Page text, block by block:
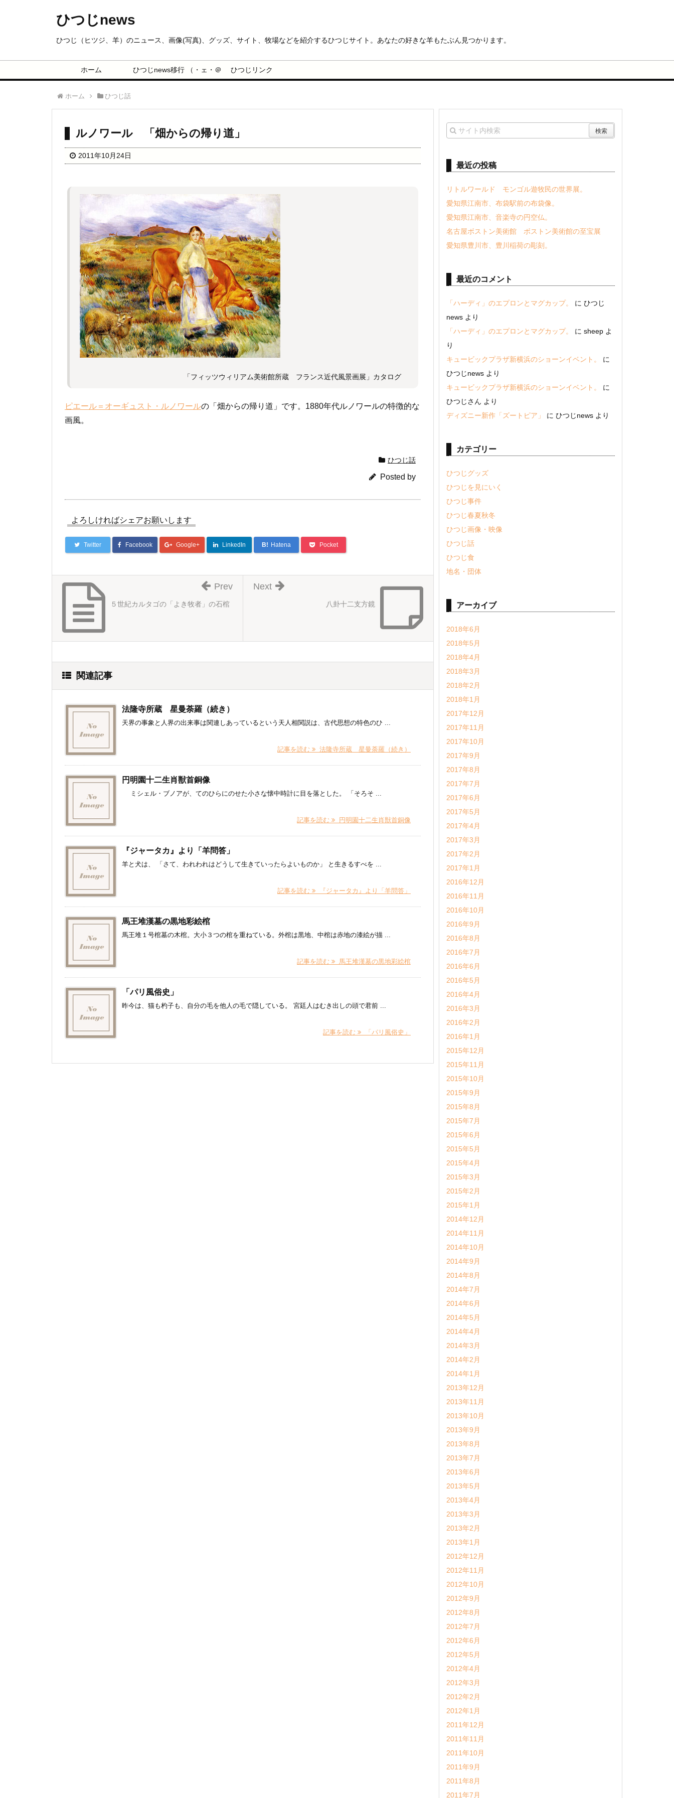
ひつじnews
ひつじ（ヒツジ、羊）のニュース、画像(写真)、グッズ、サイト、牧場などを紹介するひつじサイト。あなたの好きな羊もたぶん見つかります。
ホーム ひつじnews移行 （・ェ・＠ ひつじリンク
ホーム ひつじ話
ルノワール 「畑からの帰り道」
2011年10月24日
「フィッツウィリアム美術館所蔵 フランス近代風景画展」カタログ
ピエール＝オーギュスト・ルノワールの「畑からの帰り道」です。1880年代ルノワールの特徴的な
画風。
ひつじ話
Posted by
よろしければシェアお願いします
Twitter Facebook Google+ LinkedIn B! Hatena Pocket
八卦十二支方鏡
Next
５世紀カルタゴの「よき牧者」の石棺
Prev
関連記事
法隆寺所蔵 星曼荼羅（続き）
天界の事象と人界の出来事は関連しあっているという天人相関説は、古代思想の特色のひ ...
記事を読む 法隆寺所蔵 星曼荼羅（続き）
円明園十二生肖獣首銅像
ミシェル・ブノアが、てのひらにのせた小さな懐中時計に目を落とした。 「そろそ ...
記事を読む 円明園十二生肖獣首銅像
『ジャータカ』より「羊問答」
羊と犬は、 「さて、われわれはどうして生きていったらよいものか」 と生きるすべを ...
記事を読む 『ジャータカ』より「羊問答」
馬王堆漢墓の黒地彩絵棺
馬王堆１号棺墓の木棺。大小３つの棺を重ねている。外棺は黒地、中棺は赤地の漆絵が描 ...
記事を読む 馬王堆漢墓の黒地彩絵棺
「パリ風俗史」
昨今は、猫も杓子も、自分の毛を他人の毛で隠している。 宮廷人はむき出しの頭で君前 ...
記事を読む 「パリ風俗史」
最近の投稿
リトルワールド モンゴル遊牧民の世界展。
愛知県江南市、布袋駅前の布袋像。
愛知県江南市、音楽寺の円空仏。
名古屋ボストン美術館 ボストン美術館の至宝展
愛知県豊川市、豊川稲荷の彫刻。
最近のコメント
「ハーディ」のエプロンとマグカップ。 に ひつじ
news より
「ハーディ」のエプロンとマグカップ。
に sheep よ
り
キュービックプラザ新横浜のショーンイベント。
に
ひつじnews より
キュービックプラザ新横浜のショーンイベント。
に
ひつじさん より
ディズニー新作「ズートピア」
に ひつじnews より
カテゴリー
ひつじグッズ
ひつじを見にいく
ひつじ事件
ひつじ春夏秋冬
ひつじ画像・映像
ひつじ話
ひつじ食
地名・団体
アーカイブ
2018年6月
2018年5月
2018年4月
2018年3月
2018年2月
2018年1月
2017年12月
2017年11月
2017年10月
2017年9月
2017年8月
2017年7月
2017年6月
2017年5月
2017年4月
2017年3月
2017年2月
2017年1月
2016年12月
2016年11月
2016年10月
2016年9月
2016年8月
2016年7月
2016年6月
2016年5月
2016年4月
2016年3月
2016年2月
2016年1月
2015年12月
2015年11月
2015年10月
2015年9月
2015年8月
2015年7月
2015年6月
2015年5月
2015年4月
2015年3月
2015年2月
2015年1月
2014年12月
2014年11月
2014年10月
2014年9月
2014年8月
2014年7月
2014年6月
2014年5月
2014年4月
2014年3月
2014年2月
2014年1月
2013年12月
2013年11月
2013年10月
2013年9月
2013年8月
2013年7月
2013年6月
2013年5月
2013年4月
2013年3月
2013年2月
2013年1月
2012年12月
2012年11月
2012年10月
2012年9月
2012年8月
2012年7月
2012年6月
2012年5月
2012年4月
2012年3月
2012年2月
2012年1月
2011年12月
2011年11月
2011年10月
2011年9月
2011年8月
2011年7月